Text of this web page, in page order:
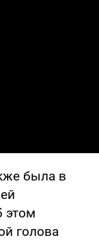
была в
этом
голова